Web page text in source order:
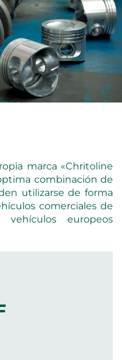
marca «Chritoline
combinación de
utilizarse de forma
comerciales de
europeos